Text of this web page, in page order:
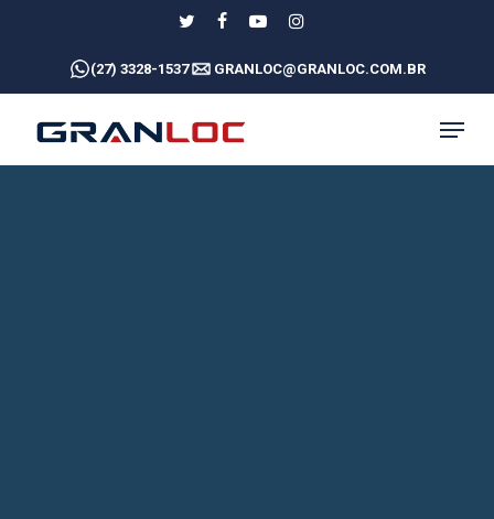
content
twitterfacebookyoutubeinstagram
(27) 3328-1537 GRANLOC@GRANLOC.COM.BR